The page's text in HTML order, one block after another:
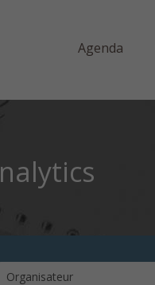
Agenda
Organisateur